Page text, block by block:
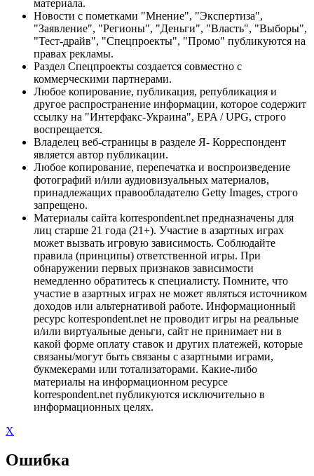
материала.
Новости с пометками "Мнение", "Экспертиза",
"Заявление", "Регионы", "Деньги", "Власть", "Выборы",
"Тест-драйв", "Спецпроекты", "Промо" публикуются на
правах рекламы.
Раздел Спецпроекты создается совместно с
коммерческими партнерами.
Любое копирование, публикация, републикация и
другое распространение информации, которое содержит
ссылку на "Интерфакс-Украина", EPA / UPG, строго
воспрещается.
Владелец веб-страницы в разделе Я- Корреспондент
является автор публикации.
Любое копирование, перепечатка и воспроизведение
фотографий и/или аудиовизуальных материалов,
принадлежащих правообладателю Getty Images, строго
запрещено.
Материалы сайта korrespondent.net предназначены для
лиц старше 21 года (21+). Участие в азартных играх
может вызвать игровую зависимость. Соблюдайте
правила (принципы) ответственной игры. При
обнаружении первых признаков зависимости
немедленно обратитесь к специалисту. Помните, что
участие в азартных играх не может являться источником
доходов или альтернативой работе. Информационный
ресурс korrespondent.net не проводит игры на реальные
и/или виртуальные деньги, сайт не принимает ни в
какой форме оплату ставок и других платежей, которые
связаны/могут быть связаны с азартными играми,
букмекерами или тотализаторами. Какие-либо
материалы на информационном ресурсе
korrespondent.net публикуются исключительно в
информационных целях.
X
Ошибка